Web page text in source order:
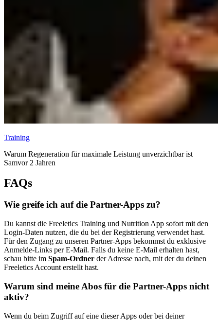
Training
Warum Regeneration für maximale Leistung unverzichtbar ist
Samvor 2 Jahren
FAQs
Wie greife ich auf die Partner-Apps zu?
Du kannst die Freeletics Training und Nutrition App sofort mit den
Login-Daten nutzen, die du bei der Registrierung verwendet hast.
Für den Zugang zu unseren Partner-Apps bekommst du exklusive
Anmelde-Links per E-Mail. Falls du keine E-Mail erhalten hast,
schau bitte im Spam-Ordner der Adresse nach, mit der du deinen
Freeletics Account erstellt hast.
Warum sind meine Abos für die Partner-Apps nicht
aktiv?
Wenn du beim Zugriff auf eine dieser Apps oder bei deiner